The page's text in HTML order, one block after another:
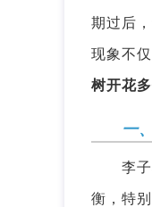
期过后
现象不
树开花
一
李子树
衡，特